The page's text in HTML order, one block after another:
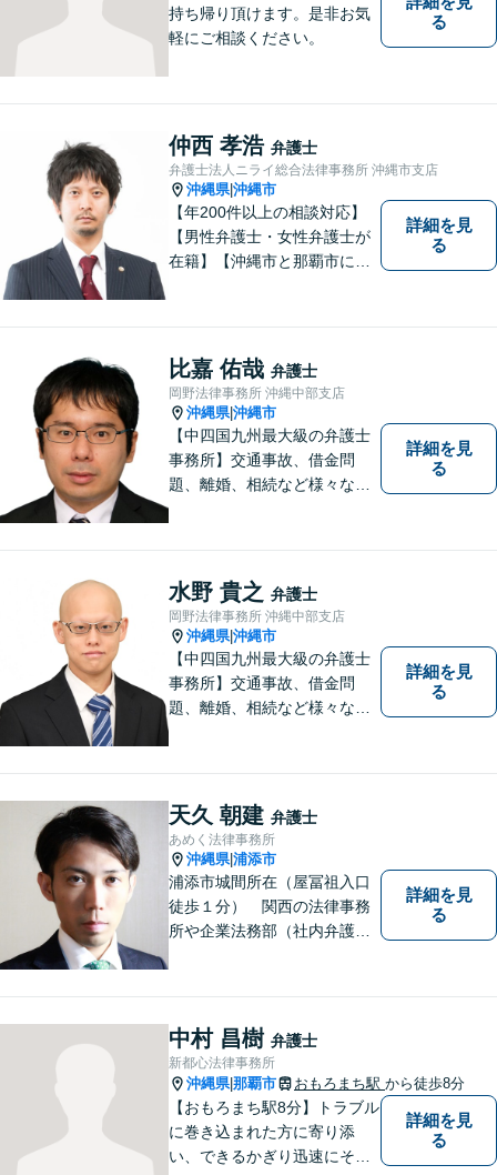
持ち帰り頂けます。是非お気
軽にご相談ください。
る
仲西 孝浩 弁護士
弁護士法人ニライ総合法律事務所 沖縄市支店
沖縄県|沖縄市
【年200件以上の相談対応】
【男性弁護士・女性弁護士が
在籍】【沖縄市と那覇市に事
業法務など幅広く対応しま
す。「沖縄ならではの習慣」
を熟知した弁護士が多数在
籍。
詳細を見
る
比嘉 佑哉 弁護士
岡野法律事務所 沖縄中部支店
沖縄県|沖縄市
【中四国九州最大級の弁護士
事務所】交通事故、借金問
題、離婚、相続など様々な問
まずはお気軽にご相談くださ
い！
詳細を見
る
水野 貴之 弁護士
岡野法律事務所 沖縄中部支店
沖縄県|沖縄市
【中四国九州最大級の弁護士
事務所】交通事故、借金問
題、離婚、相続など様々な問
まずはお気軽にご相談くださ
い！
詳細を見
る
天久 朝建 弁護士
あめく法律事務所
沖縄県|浦添市
浦添市城間所在（屋冨祖入口
徒歩１分） 関西の法律事務
所や企業法務部（社内弁護士
詳細を見
る
中村 昌樹 弁護士
新都心法律事務所
沖縄県|那覇市 おもろまち駅 から徒歩8分
【おもろまち駅8分】トラブル
に巻き込まれた方に寄り添
い、できるかぎり迅速にそし
詳細を見
る